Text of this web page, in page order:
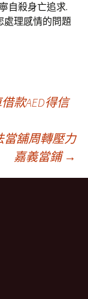
自殺身亡追求.
處理感情的問題
款AED得信
當舖周轉壓力
嘉義當鋪 →